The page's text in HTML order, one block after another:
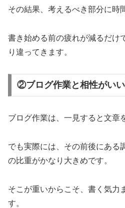
その結果、考えるべき部分に時
書き始める前の疲れが減るだけ
り違ってきます。
②ブログ作業と相性がい
ブログ作業は、一見すると文章
でも実際には、その前後にある
の比重がかなり大きめです。
そこが重いからこそ、書く気力
す。